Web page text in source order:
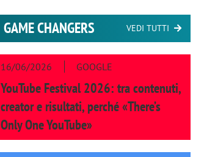
GAME CHANGERS VEDI TUTTI
16/06/2026 GOOGLE
YouTube Festival 2026: tra contenuti,
creator e risultati, perché «There’s
Only One YouTube»